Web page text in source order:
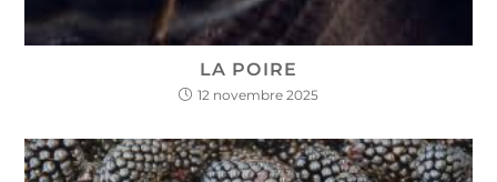
LA POIRE
12 novembre 2025